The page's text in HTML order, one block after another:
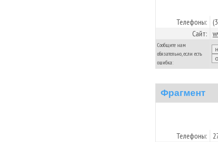
Телефоны:
Сайт:
Сообщите нам
обязательно, если есть
ошибка:
Фрагмент
Телефоны: